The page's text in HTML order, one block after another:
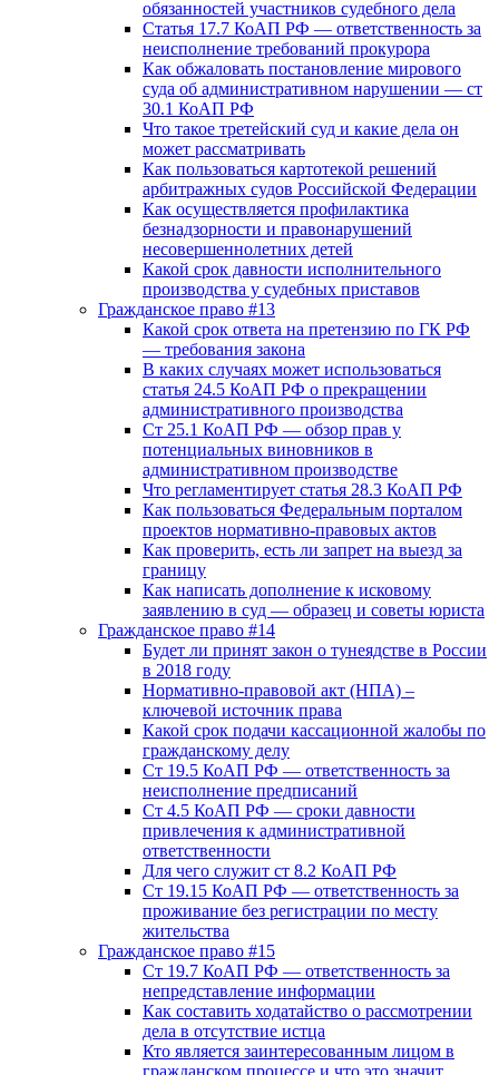
обязанностей участников судебного дела
Статья 17.7 КоАП РФ — ответственность за
неисполнение требований прокурора
Как обжаловать постановление мирового
суда об административном нарушении — ст
30.1 КоАП РФ
Что такое третейский суд и какие дела он
может рассматривать
Как пользоваться картотекой решений
арбитражных судов Российской Федерации
Как осуществляется профилактика
безнадзорности и правонарушений
несовершеннолетних детей
Какой срок давности исполнительного
производства у судебных приставов
Гражданское право #13
Какой срок ответа на претензию по ГК РФ
— требования закона
В каких случаях может использоваться
статья 24.5 КоАП РФ о прекращении
административного производства
Ст 25.1 КоАП РФ — обзор прав у
потенциальных виновников в
административном производстве
Что регламентирует статья 28.3 КоАП РФ
Как пользоваться Федеральным порталом
проектов нормативно-правовых актов
Как проверить, есть ли запрет на выезд за
границу
Как написать дополнение к исковому
заявлению в суд — образец и советы юриста
Гражданское право #14
Будет ли принят закон о тунеядстве в России
в 2018 году
Нормативно-правовой акт (НПА) –
ключевой источник права
Какой срок подачи кассационной жалобы по
гражданскому делу
Ст 19.5 КоАП РФ — ответственность за
неисполнение предписаний
Ст 4.5 КоАП РФ — сроки давности
привлечения к административной
ответственности
Для чего служит ст 8.2 КоАП РФ
Ст 19.15 КоАП РФ — ответственность за
проживание без регистрации по месту
жительства
Гражданское право #15
Ст 19.7 КоАП РФ — ответственность за
непредставление информации
Как составить ходатайство о рассмотрении
дела в отсутствие истца
Кто является заинтересованным лицом в
гражданском процессе и что это значит